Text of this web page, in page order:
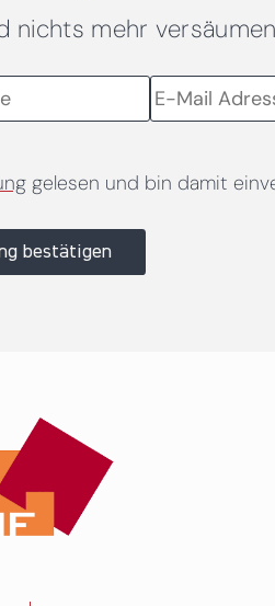
nichts mehr
gelesen und bin damit
bestätigen